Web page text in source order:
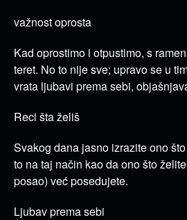
važnost oprosta
Kad oprostimo i otpustimo, s
teret. No to nije sve; upravo se u
vrata ljubavi prema sebi,
Reci šta želiš
Svakog dana jasno izrazite ono
to na taj način kao da ono što
posao) već posedujete.
Ljubav prema sebi